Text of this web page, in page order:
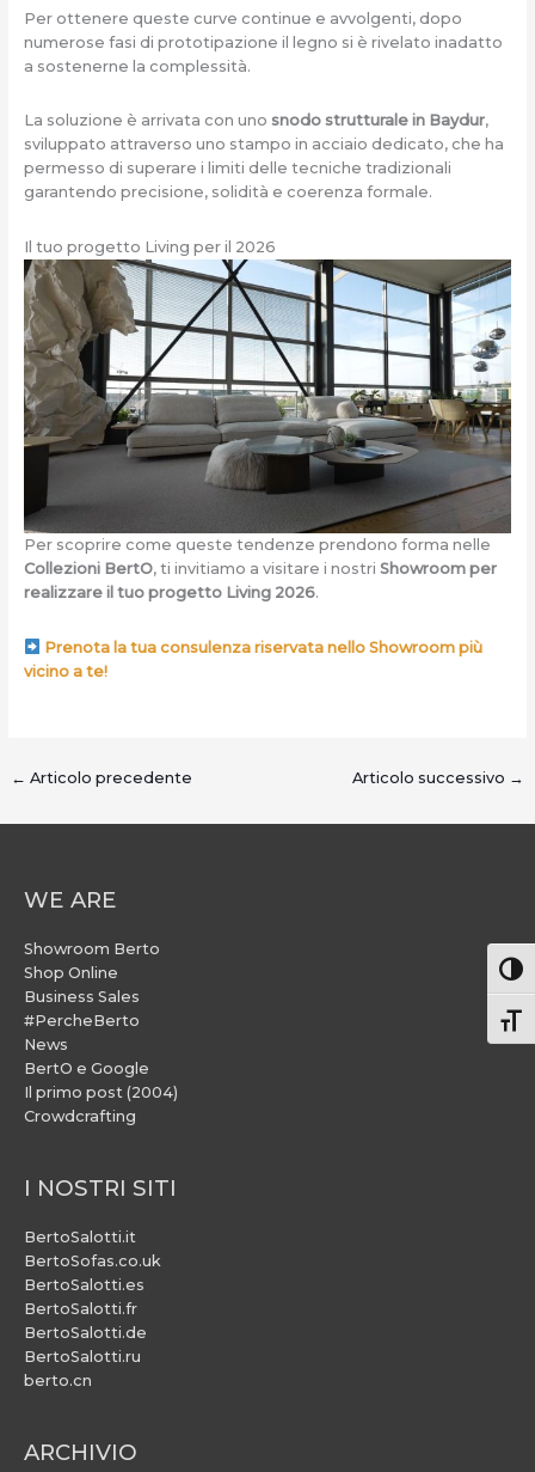
Per ottenere queste curve continue e avvolgenti, dopo
numerose fasi di prototipazione il legno si è rivelato inadatto
a sostenerne la complessità.
La soluzione è arrivata con uno snodo strutturale in Baydur,
sviluppato attraverso uno stampo in acciaio dedicato, che ha
permesso di superare i limiti delle tecniche tradizionali
garantendo precisione, solidità e coerenza formale.
Il tuo progetto Living per il 2026
Per scoprire come queste tendenze prendono forma nelle
Collezioni BertO, ti invitiamo a visitare i nostri Showroom per
realizzare il tuo progetto Living 2026.
Prenota la tua consulenza riservata nello Showroom più
vicino a te!
← Articolo precedente Articolo successivo →
WE ARE
Showroom Berto
Shop Online
Business Sales
#PercheBerto
News
BertO e Google
Il primo post (2004)
Crowdcrafting
I NOSTRI SITI
BertoSalotti.it
BertoSofas.co.uk
BertoSalotti.es
BertoSalotti.fr
BertoSalotti.de
BertoSalotti.ru
berto.cn
ARCHIVIO
ARCHIVIO